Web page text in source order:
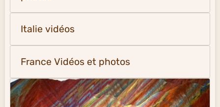
Italie vidéos
France Vidéos et photos